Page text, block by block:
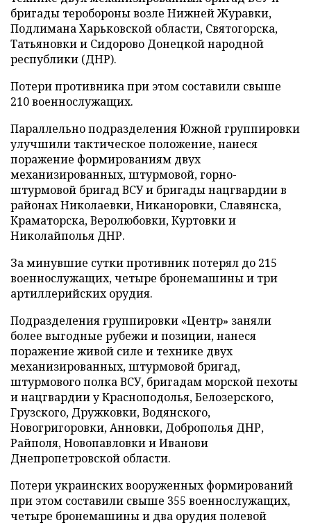
бригады теробороны возле Нижней Журавки,
Подлимана Харьковской области, Святогорска,
Татьяновки и Сидорово Донецкой народной
республики (ДНР).
Потери противника при этом составили свыше
210 военнослужащих.
Параллельно подразделения Южной группировки
улучшили тактическое положение, нанеся
поражение формированиям двух
механизированных, штурмовой, горно-
штурмовой бригад ВСУ и бригады нацгвардии в
районах Николаевки, Никаноровки, Славянска,
Краматорска, Веролюбовки, Куртовки и
Николайполья ДНР.
За минувшие сутки противник потерял до 215
военнослужащих, четыре бронемашины и три
артиллерийских орудия.
Подразделения группировки «Центр» заняли
более выгодные рубежи и позиции, нанеся
поражение живой силе и технике двух
механизированных, штурмовой бригад,
штурмового полка ВСУ, бригадам морской пехоты
и нацгвардии у Красноподолья, Белозерского,
Грузского, Дружковки, Водянского,
Новогригоровки, Анновки, Доброполья ДНР,
Райполя, Новопавловки и Иванови
Днепропетровской области.
Потери украинских вооруженных формирований
при этом составили свыше 355 военнослужащих,
четыре бронемашины и два орудия полевой